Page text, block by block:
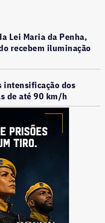
Lei Maria da Penha,
recebem iluminação
intensificação dos
de até 90 km/h